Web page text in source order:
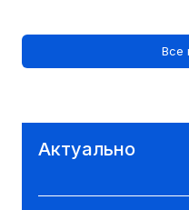
Все
Актуально